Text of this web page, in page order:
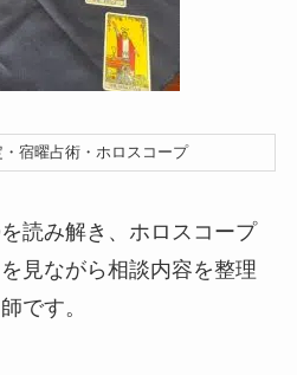
宿曜占術・ホロスコープ
読み解き、ホロスコープ
見ながら相談内容を整理
です。